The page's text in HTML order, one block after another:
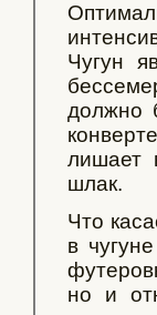
Чугун
должно
лишает
шлак.
Что
в
но и